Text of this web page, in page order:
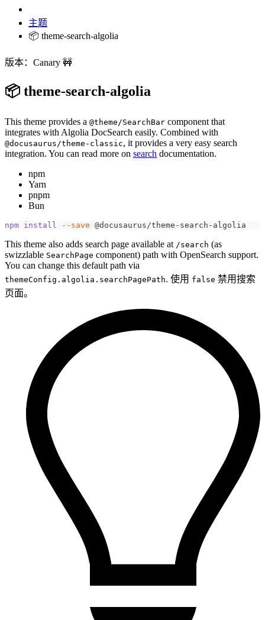
主题
📦 theme-search-algolia
版本：Canary 🚧
📦 theme-search-algolia
This theme provides a @theme/SearchBar component that
integrates with Algolia DocSearch easily. Combined with
@docusaurus/theme-classic, it provides a very easy search
integration. You can read more on search documentation.
npm
Yarn
pnpm
Bun
npm install --save @docusaurus/theme-search-algolia
This theme also adds search page available at /search (as
swizzlable SearchPage component) path with OpenSearch support.
You can change this default path via
themeConfig.algolia.searchPagePath. 使用 false 禁用搜索
页面。